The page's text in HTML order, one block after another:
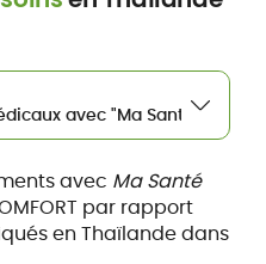
avec Ma Santé
par rapport
en Thaïlande dans